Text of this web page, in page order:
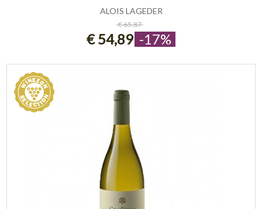
ESAURITO
ALOIS LAGEDER
€ 65,87
€ 54,89 -17%